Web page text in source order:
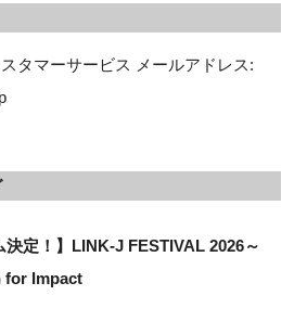
タマーサービス メールアドレス:
決定！】LINK-J FESTIVAL 2026～
for Impact